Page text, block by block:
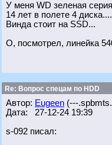
У меня WD зеленая
14 лет в полете 4
Винда стоит на SSD...
О, посмотрел, линейка
Re: Вопрос спецам по HDD
Автор: Eugeen (---
Дата: 27-12-24 19:39
s-092 писал: